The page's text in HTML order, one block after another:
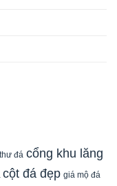
đá cổng khu lăng
cột đá đẹp giá mộ đá